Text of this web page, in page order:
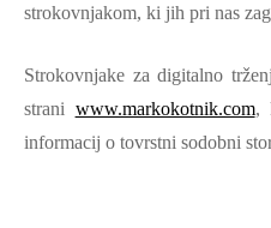
strokovnjakom, ki jih pri nas
Strokovnjake za digitalno
strani www.markokotnik.com,
informacij o tovrstni sodobni